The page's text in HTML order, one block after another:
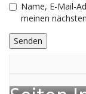
Name, E-Mail-
meinen